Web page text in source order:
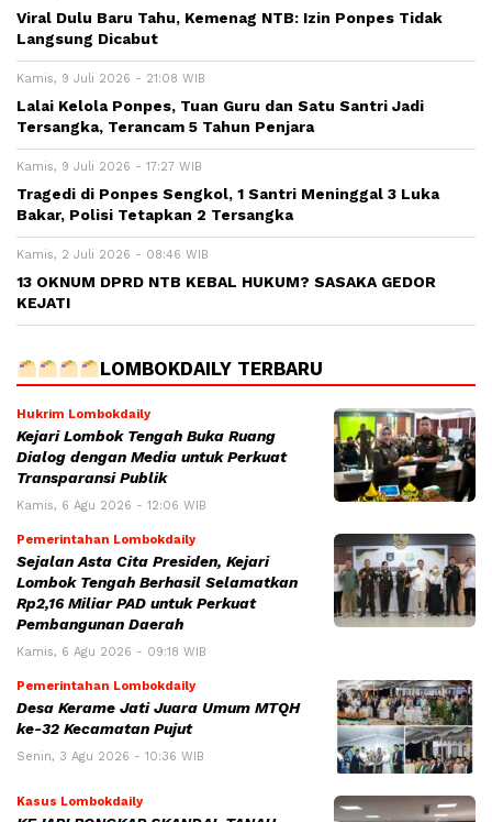
Viral Dulu Baru Tahu, Kemenag NTB: Izin Ponpes Tidak
Langsung Dicabut
Kamis, 9 Juli 2026 - 21:08 WIB
Lalai Kelola Ponpes, Tuan Guru dan Satu Santri Jadi
Tersangka, Terancam 5 Tahun Penjara
Kamis, 9 Juli 2026 - 17:27 WIB
Tragedi di Ponpes Sengkol, 1 Santri Meninggal 3 Luka
Bakar, Polisi Tetapkan 2 Tersangka
Kamis, 2 Juli 2026 - 08:46 WIB
13 OKNUM DPRD NTB KEBAL HUKUM? SASAKA GEDOR
KEJATI
LOMBOKDAILY TERBARU
Hukrim Lombokdaily
Kejari Lombok Tengah Buka Ruang
Dialog dengan Media untuk Perkuat
Transparansi Publik
Kamis, 6 Agu 2026 - 12:06 WIB
Pemerintahan Lombokdaily
Sejalan Asta Cita Presiden, Kejari
Lombok Tengah Berhasil Selamatkan
Rp2,16 Miliar PAD untuk Perkuat
Pembangunan Daerah
Kamis, 6 Agu 2026 - 09:18 WIB
Pemerintahan Lombokdaily
Desa Kerame Jati Juara Umum MTQH
ke-32 Kecamatan Pujut
Senin, 3 Agu 2026 - 10:36 WIB
Kasus Lombokdaily